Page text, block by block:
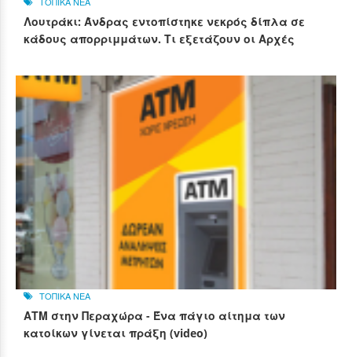
Λουτράκι: Άνδρας εντοπίστηκε νεκρός δίπλα σε
κάδους απορριμμάτων. Τι εξετάζουν οι Αρχές
ΤΟΠΙΚΑ ΝΕΑ
ΑΤΜ στην Περαχώρα - Ένα πάγιο αίτημα των
κατοίκων γίνεται πράξη (video)